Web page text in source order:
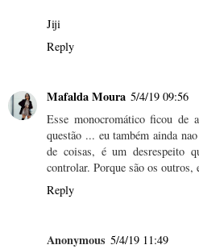
Jiji
Reply
Mafalda Moura 5/4/19 09:56
Esse monocromático ficou de
questão ... eu também ainda
de coisas, é um desrespeito
controlar. Porque são os
Reply
Anonymous 5/4/19 11:49